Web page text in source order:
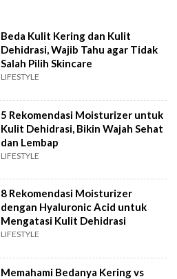
Beda Kulit Kering dan Kulit
Dehidrasi, Wajib Tahu agar Tidak
Salah Pilih Skincare
LIFESTYLE
5 Rekomendasi Moisturizer untuk
Kulit Dehidrasi, Bikin Wajah Sehat
dan Lembap
LIFESTYLE
8 Rekomendasi Moisturizer
dengan Hyaluronic Acid untuk
Mengatasi Kulit Dehidrasi
LIFESTYLE
Memahami Bedanya Kering vs